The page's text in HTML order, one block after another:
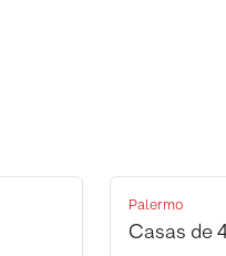
Palermo
Casas de